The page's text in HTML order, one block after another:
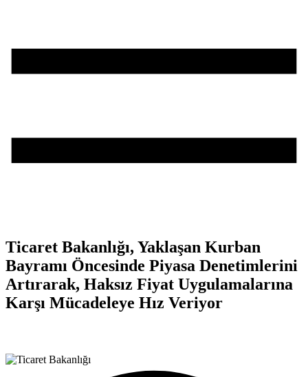
Ticaret Bakanlığı, Yaklaşan Kurban
Bayramı Öncesinde Piyasa Denetimlerini
Artırarak, Haksız Fiyat Uygulamalarına
Karşı Mücadeleye Hız Veriyor